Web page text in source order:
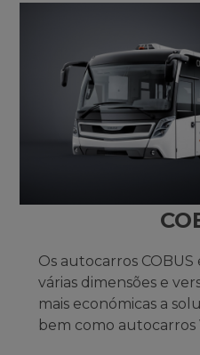
Os autocarros
várias dimensões e
mais económicas a
bem como autocarros